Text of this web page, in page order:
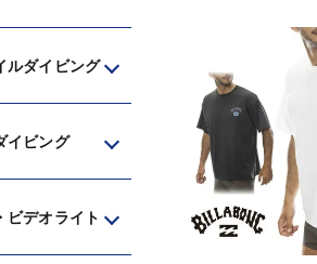
ルダイビング
イビング
ビデオライト